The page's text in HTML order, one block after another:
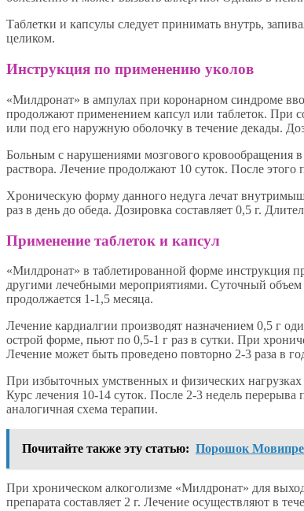
Таблетки и капсулы следует принимать внутрь,
целиком.
Инструкция по применению уколов
«Милдронат» в ампулах при коронарном синдроме
продолжают применением капсул или таблеток. При
или под его наружную оболочку в течение декады.
Больным с нарушениями мозгового кровообращения
раствора. Лечение продолжают 10 суток. После этого
Хроническую форму данного недуга лечат
раз в день до обеда. Дозировка составляет 0,5 г.
Применение таблеток и капсул
«Милдронат» в таблетированной форме инструкция
другими лечебными мероприятиями. Суточный объем
продолжается 1-1,5 месяца.
Лечение кардиалгии производят назначением 0,5 г
острой форме, пьют по 0,5-1 г раз в сутки. При
Лечение может быть проведено повторно 2-3 раза в
При избыточных умственных и физических нагрузках
Курс лечения 10-14 суток. После 2-3 недель
аналогичная схема терапии.
Почитайте также эту статью: Порошок
При хроническом алкоголизме «Милдронат» для
препарата составляет 2 г. Лечение осуществляют в